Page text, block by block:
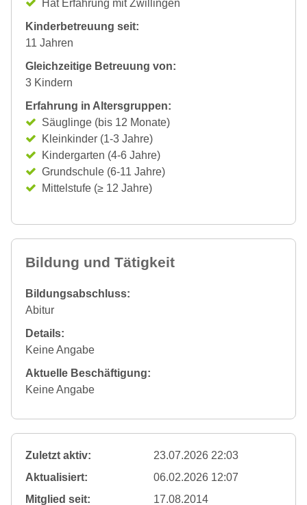
Hat Erfahrung mit Zwillingen
Kinderbetreuung seit:
11 Jahren
Gleichzeitige Betreuung von:
3 Kindern
Erfahrung in Altersgruppen:
Säuglinge (bis 12 Monate)
Kleinkinder (1-3 Jahre)
Kindergarten (4-6 Jahre)
Grundschule (6-11 Jahre)
Mittelstufe (≥ 12 Jahre)
Bildung und Tätigkeit
Bildungsabschluss:
Abitur
Details:
Keine Angabe
Aktuelle Beschäftigung:
Keine Angabe
Zuletzt aktiv:
23.07.2026 22:03
Aktualisiert:
06.02.2026 12:07
Mitglied seit:
17.08.2014